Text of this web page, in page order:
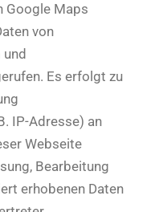
Google Maps
von
Es erfolgt zu
IP-Adresse) an
Webseite
Bearbeitung
erhobenen Daten